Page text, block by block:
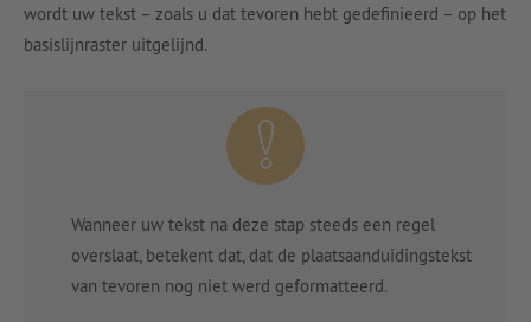
wordt uw tekst – zoals u dat tevoren hebt gedefinieerd – op het
basislijnraster uitgelijnd.
Wanneer uw tekst na deze stap steeds een regel
overslaat, betekent dat, dat de plaatsaanduidingstekst
van tevoren nog niet werd geformatteerd.